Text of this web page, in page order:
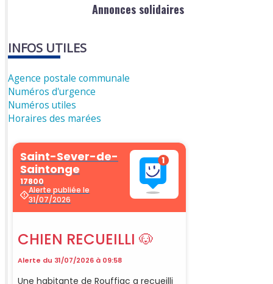
Annonces solidaires
INFOS UTILES
Agence postale communale
Numéros d'urgence
Numéros utiles
Horaires des marées